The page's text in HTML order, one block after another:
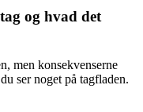
og hvad det
men konsekvenserne
ser noget på tagfladen.